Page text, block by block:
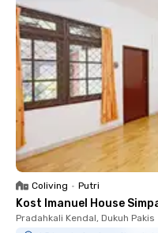
Coliving • Putri
Kost Imanuel House
Pradahkali Kendal, Dukuh Pakis